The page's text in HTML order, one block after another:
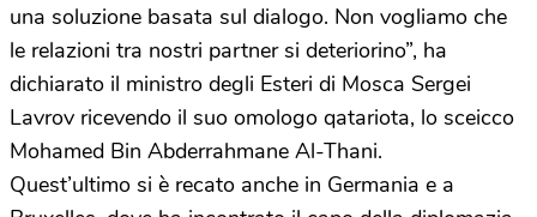
una soluzione basata sul dialogo. Non vogliamo che
le relazioni tra nostri partner si deteriorino”, ha
dichiarato il ministro degli Esteri di Mosca Sergei
Lavrov ricevendo il suo omologo qatariota, lo sceicco
Mohamed Bin Abderrahmane Al-Thani.
Quest’ultimo si è recato anche in Germania e a